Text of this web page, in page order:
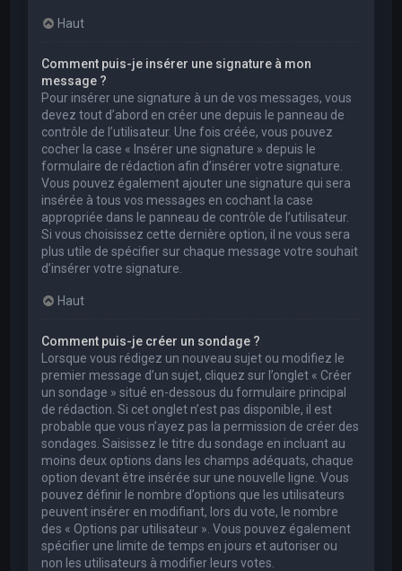
Haut
Comment puis-je insérer une signature à mon
message ?
Pour insérer une signature à un de vos messages, vous
devez tout d’abord en créer une depuis le panneau de
contrôle de l’utilisateur. Une fois créée, vous pouvez
cocher la case « Insérer une signature » depuis le
formulaire de rédaction afin d’insérer votre signature.
Vous pouvez également ajouter une signature qui sera
insérée à tous vos messages en cochant la case
appropriée dans le panneau de contrôle de l’utilisateur.
Si vous choisissez cette dernière option, il ne vous sera
plus utile de spécifier sur chaque message votre souhait
d’insérer votre signature.
Haut
Comment puis-je créer un sondage ?
Lorsque vous rédigez un nouveau sujet ou modifiez le
premier message d’un sujet, cliquez sur l’onglet « Créer
un sondage » situé en-dessous du formulaire principal
de rédaction. Si cet onglet n’est pas disponible, il est
probable que vous n’ayez pas la permission de créer des
sondages. Saisissez le titre du sondage en incluant au
moins deux options dans les champs adéquats, chaque
option devant être insérée sur une nouvelle ligne. Vous
pouvez définir le nombre d’options que les utilisateurs
peuvent insérer en modifiant, lors du vote, le nombre
des « Options par utilisateur ». Vous pouvez également
spécifier une limite de temps en jours et autoriser ou
non les utilisateurs à modifier leurs votes.